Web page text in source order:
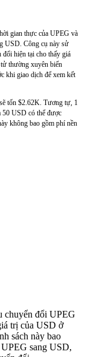
gian thực của UPEG và
USD. Công cụ này sử
hiện tại cho thấy giá
thường xuyên biến
khi giao dịch để xem kết
tốn $2.62K. Tương tự, 1
50 USD có thể được
không bao gồm phí nền
chuyển đổi UPEG
trị của USD ở
sách này bao
sang USD,